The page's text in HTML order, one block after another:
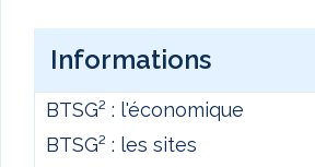
Informations
BTSG² : l'économique
BTSG² : les sites